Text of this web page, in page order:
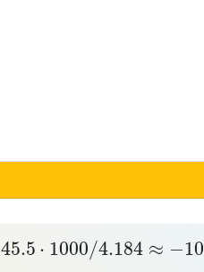
45.5 ⋅ 1000/4.184 ≈ −
45.5 1000/ 4.184≈−